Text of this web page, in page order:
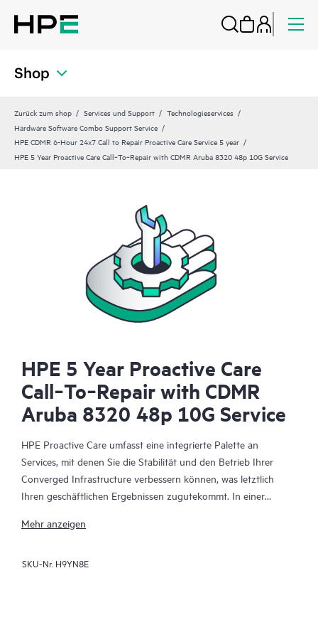
Shop
Zurück zum shop Services und Support
Technologieservices
Hardware Software Combo Support Service
HPE CDMR 6-Hour 24x7 Call to Repair Proactive Care Service 5 year
HPE 5 Year Proactive Care Call‑To‑Repair with CDMR Aruba 8320 48p 10G Service
HPE 5 Year Proactive Care
Call‑To‑Repair with CDMR
Aruba 8320 48p 10G Service
HPE Proactive Care umfasst eine integrierte Palette an
Services, mit denen Sie die Stabilität und den Betrieb Ihrer
Converged Infrastructure verbessern können, was letztlich
Ihren geschäftlichen Ergebnissen zugutekommt. In einer
müssen viele Komponenten effektiv zusammenarbeiten. HPE
diesen Umgebungen entwickelt und bietet einen erweiterten
Mehr anzeigen
SKU-Nr. H9YN8E